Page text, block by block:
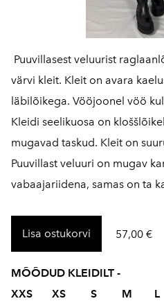
Puuvillasest veluurist
värvi kleit. Kleit on avara
läbilõikega. Vööjoonel vöö
Kleidi seelikuosa on
mugavad taskud. Kleit on
Puuvillast veluuri on mugav
vabaajariidena, samas on ta
Lisa ostukorvi 57,00 €
MÕÕDUD KLEIDILT -
XXS XS S M L